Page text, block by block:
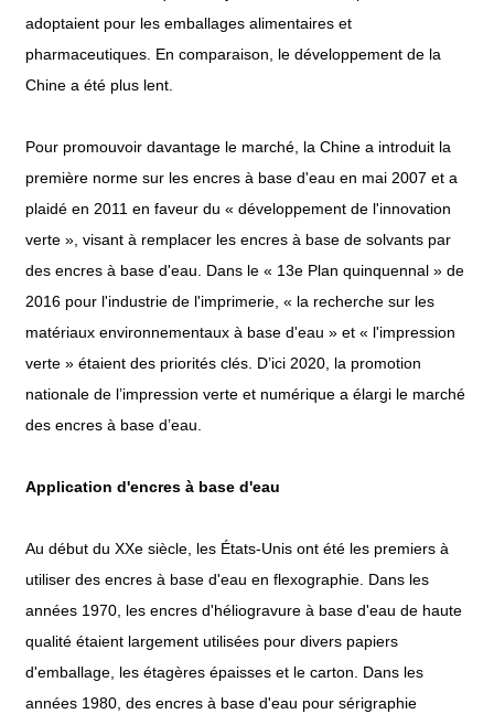
adoptaient pour les emballages alimentaires et
pharmaceutiques. En comparaison, le développement de la
Chine a été plus lent.
Pour promouvoir davantage le marché, la Chine a introduit la
première norme sur les encres à base d'eau en mai 2007 et a
plaidé en 2011 en faveur du « développement de l'innovation
verte », visant à remplacer les encres à base de solvants par
des encres à base d'eau. Dans le « 13e Plan quinquennal » de
2016 pour l'industrie de l'imprimerie, « la recherche sur les
matériaux environnementaux à base d'eau » et « l'impression
verte » étaient des priorités clés. D’ici 2020, la promotion
nationale de l’impression verte et numérique a élargi le marché
des encres à base d’eau.
Application d'encres à base d'eau
Au début du XXe siècle, les États-Unis ont été les premiers à
utiliser des encres à base d'eau en flexographie. Dans les
années 1970, les encres d'héliogravure à base d'eau de haute
qualité étaient largement utilisées pour divers papiers
d'emballage, les étagères épaisses et le carton. Dans les
années 1980, des encres à base d'eau pour sérigraphie